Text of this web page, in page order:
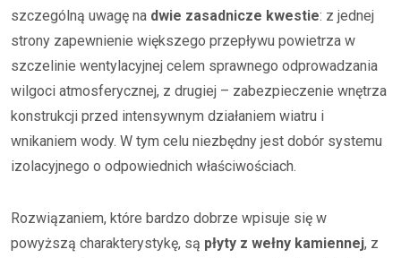
szczególną uwagę na dwie zasadnicze kwestie: z jednej
strony zapewnienie większego przepływu powietrza w
szczelinie wentylacyjnej celem sprawnego odprowadzania
wilgoci atmosferycznej, z drugiej – zabezpieczenie wnętrza
konstrukcji przed intensywnym działaniem wiatru i
wnikaniem wody. W tym celu niezbędny jest dobór systemu
izolacyjnego o odpowiednich właściwościach.
Rozwiązaniem, które bardzo dobrze wpisuje się w
powyższą charakterystykę, są płyty z wełny kamiennej, z